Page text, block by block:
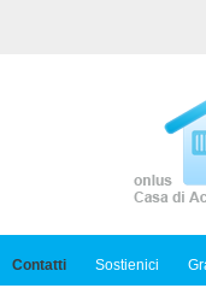
Contatti Sostienici